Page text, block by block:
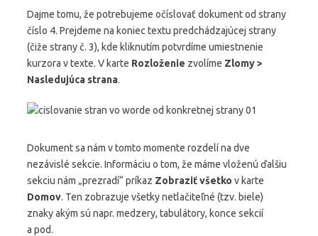
Dajme tomu, že potrebujeme očíslovať dokument od strany
číslo 4. Prejdeme na koniec textu predchádzajúcej strany
(čiže strany č. 3), kde kliknutím potvrdíme umiestnenie
kurzora v texte. V karte Rozloženie zvolíme Zlomy >
Nasledujúca strana.
Dokument sa nám v tomto momente rozdelí na dve
nezávislé sekcie. Informáciu o tom, že máme vloženú ďalšiu
sekciu nám „prezradí“ príkaz Zobraziť všetko v karte
Domov. Ten zobrazuje všetky netlačiteľné (tzv. biele)
znaky akým sú napr. medzery, tabulátory, konce sekcií
a pod.